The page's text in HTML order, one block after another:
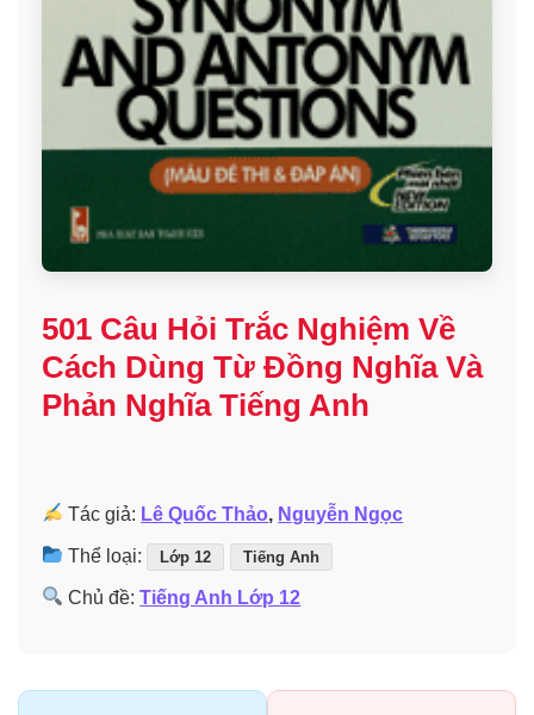
501 Câu Hỏi Trắc Nghiệm Về
Cách Dùng Từ Đồng Nghĩa Và
Phản Nghĩa Tiếng Anh
Tác giả: Lê Quốc Thảo, Nguyễn Ngọc
Thể loại: Lớp 12 Tiếng Anh
Chủ đề:Tiếng Anh Lớp 12